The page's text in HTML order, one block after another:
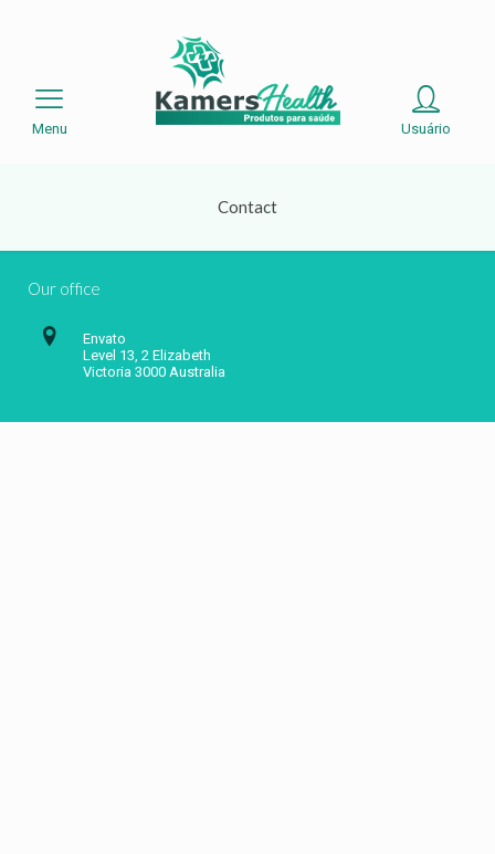
Menu Usuário
Contact
Our office
Envato
Level 13, 2 Elizabeth
Victoria 3000 Australia